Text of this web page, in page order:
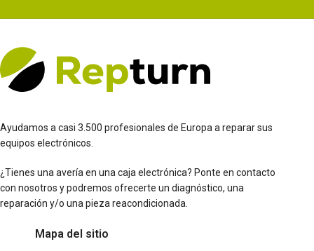
Ayudamos a casi 3.500 profesionales de Europa a reparar sus
equipos electrónicos.
¿Tienes una avería en una caja electrónica? Ponte en contacto
con nosotros y podremos ofrecerte un diagnóstico, una
reparación y/o una pieza reacondicionada.
Mapa del sitio